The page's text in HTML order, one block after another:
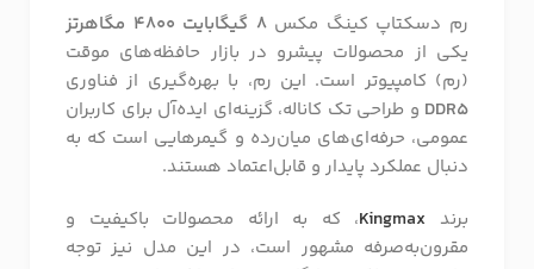
رم دسکتاپ کینگ مکس8 گیگابایت 4800 مگاهرتز
یکی از محصولات پیشرو در بازار حافظه‌های موقت
(رم) کامپیوتر است. این رم، با بهره‌گیری از فناوری
DDR5 و طراحی تک کاناله، گزینه‌ای ایده‌آل برای کاربران
عمومی، حرفه‌ای‌های میان‌رده و گیمرهایی است که به
دنبال عملکرد پایدار و قابل‌اعتماد هستند.
برند Kingmax، که به ارائه محصولات باکیفیت و
مقرون‌به‌صرفه مشهور است، در این مدل نیز توجه